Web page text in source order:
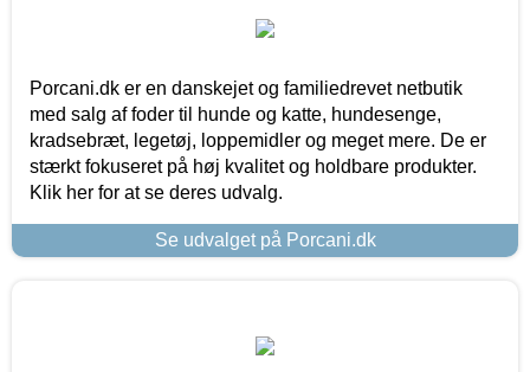
Porcani.dk er en danskejet og familiedrevet netbutik
med salg af foder til hunde og katte, hundesenge,
kradsebræt, legetøj, loppemidler og meget mere. De er
stærkt fokuseret på høj kvalitet og holdbare produkter.
Klik her for at se deres udvalg.
Se udvalget på Porcani.dk